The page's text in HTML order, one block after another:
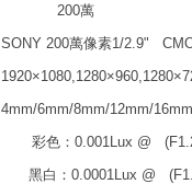
200萬
SONY 200萬像素1/2.9"
4mm/6mm/8mm/12mm/
彩色：0.001Lux @
黑白：0.0001Lux @